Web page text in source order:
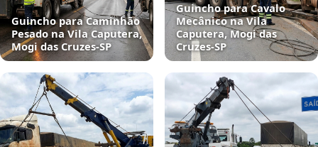
Guincho para Caminhão
Pesado na Vila Caputera,
Mogi das Cruzes‑SP
Guincho para Cavalo
Mecânico na Vila
Caputera, Mogi das
Cruzes‑SP